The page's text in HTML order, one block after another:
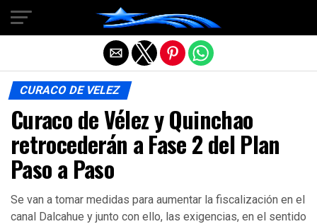
CURACO DE VELEZ
Curaco de Vélez y Quinchao
retrocederán a Fase 2 del Plan
Paso a Paso
Se van a tomar medidas para aumentar la fiscalización en el
canal Dalcahue y junto con ello, las exigencias, en el sentido
Salir de la versión móvil